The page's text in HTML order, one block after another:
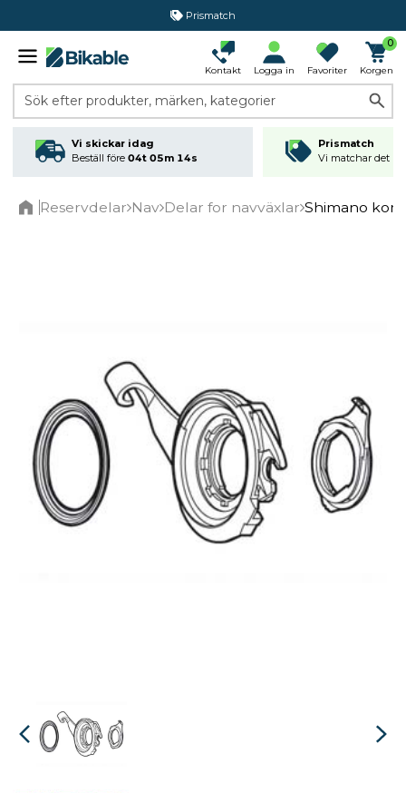
Prismatch
Kontakt Logga in Favoriter
0
Korgen
Sök efter produkter, märken, kategorier
Vi skickar idag
Beställ före 04t 05m 14s
Prismatch
Vi matchar det
Reservdelar Nav Delar for navväxlar Shimano